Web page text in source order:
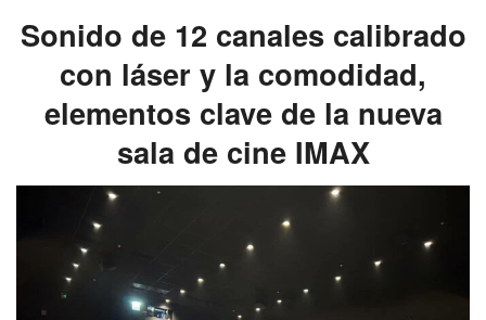
Sonido de 12 canales calibrado
con láser y la comodidad,
elementos clave de la nueva
sala de cine IMAX